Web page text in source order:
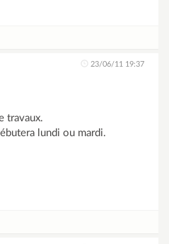
23/06/11 19:37
travaux.
lundi ou mardi.